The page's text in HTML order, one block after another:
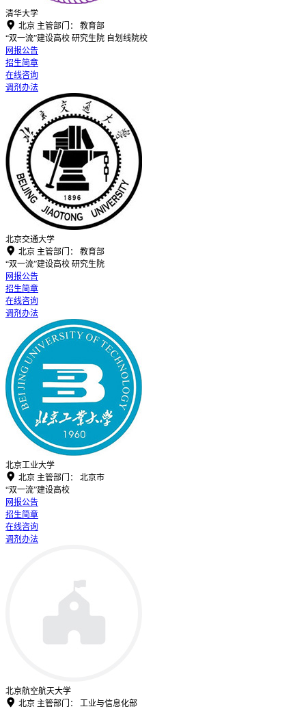
清华大学
 北京 主管部门：
教育部
“双一流”建设高校 研究生院 自划线院校
网报公告
招生简章
在线咨询
调剂办法
北京交通大学
 北京 主管部门：
教育部
“双一流”建设高校 研究生院
网报公告
招生简章
在线咨询
调剂办法
北京工业大学
 北京 主管部门：
北京市
“双一流”建设高校
网报公告
招生简章
在线咨询
调剂办法
北京航空航天大学
 北京 主管部门：
工业与信息化部